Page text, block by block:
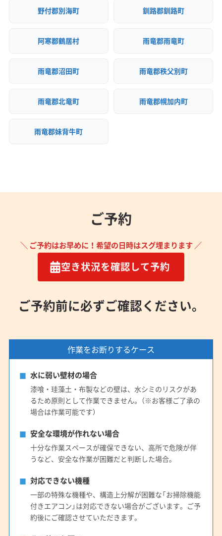
野付郡別海町 釧路郡釧路町
阿寒郡鶴居村 雨竜郡雨竜町
雨竜郡沼田町 雨竜郡秩父別町
雨竜郡北竜町 雨竜郡幌加内町
雨竜郡妹背牛町
ご予約
＼ ご予約はお早めに！希望の日時はスグ埋まります ／
空き状況を確認して予約
ご予約前に必ずご確認ください。
作業をお断りするケース
水に弱い壁材の場合
漆喰・珪藻土・布製などの壁は、水シミのリスクがあ
るため原則として作業できません。（※お客様ご了承の
場合は作業可能です）
安全な環境が作れない場合
十分な作業スペースが確保できない、高所で危険が伴
うなど、安全な作業が困難だと判断した場合。
対応できない機種
一部の特殊な機種や、構造上分解が困難な「お掃除機能
付きエアコン」は対応できない場合がございます。ご予
約後にご確認させていただきます。